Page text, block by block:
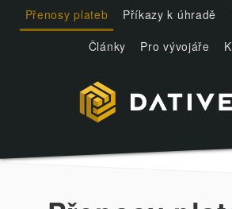
Přenosy plateb Příkazy k úhradě
Články
Pro vývojáře